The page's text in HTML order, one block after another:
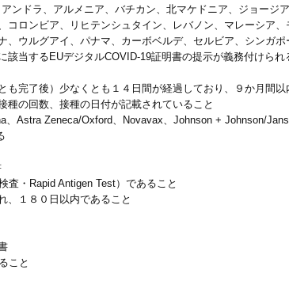
ンドラ、アルメニア、バチカン、北マケドニア、ジョージ
ロンビア、リヒテンシュタイン、レバノン、マレーシア
ウルグアイ、パナマ、カーボベルデ、セルビア、シンガポ
当するEUデジタルCOVID-19証明書の提示が義務付けられ
も完了後）少なくとも１４日間が経過しており、９か月間
種の回数、接種の日付が記載されていること
、Astra Zeneca/Oxford、Novavax、Johnson + Johnson/
査・Rapid Antigen Test）であること
、１８０日以内であること
こと